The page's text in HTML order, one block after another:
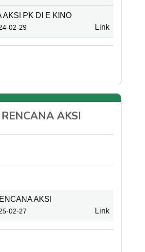
AKSI PK DI E KINO
02-29 Link
AKSI
AKSI
02-27 Link